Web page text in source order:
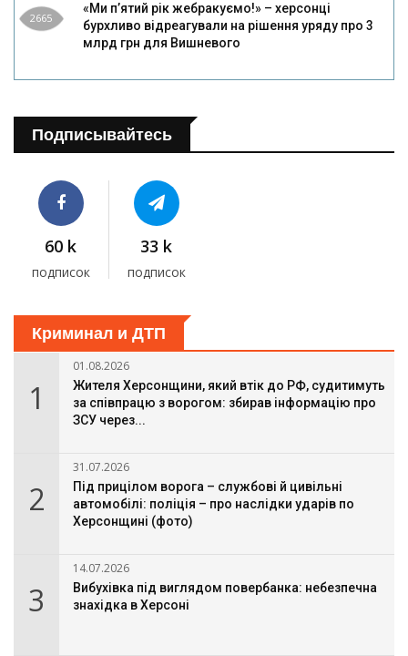
2665
«Ми п’ятий рік жебракуємо!» – херсонці
бурхливо відреагували на рішення уряду про 3
млрд грн для Вишневого
Подписывайтесь
60 k
подписок
33 k
подписок
Криминал и ДТП
1
01.08.2026
Жителя Херсонщини, який втік до РФ, судитимуть
за співпрацю з ворогом: збирав інформацію про
ЗСУ через...
2
31.07.2026
Під прицілом ворога – службові й цивільні
автомобілі: поліція – про наслідки ударів по
Херсонщині (фото)
3
14.07.2026
Вибухівка під виглядом повербанка: небезпечна
знахідка в Херсоні